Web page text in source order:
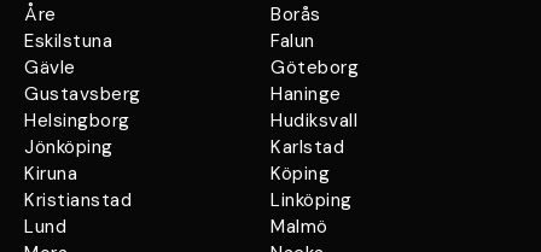
Åre
Borås
Eskilstuna
Falun
Gävle
Göteborg
Gustavsberg
Haninge
Helsingborg
Hudiksvall
Jönköping
Karlstad
Kiruna
Köping
Kristianstad
Linköping
Lund
Malmö